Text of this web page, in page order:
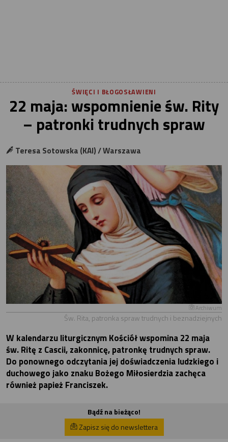
ŚWIĘCI I BŁOGOSŁAWIENI
22 maja: wspomnienie św. Rity
– patronki trudnych spraw
Teresa Sotowska (KAI) / Warszawa
Archiwum
Św. Rita, patronka spraw trudnych i beznadziejnych
W kalendarzu liturgicznym Kościół wspomina 22 maja
św. Ritę z Cascii, zakonnicę, patronkę trudnych spraw.
Do ponownego odczytania jej doświadczenia ludzkiego i
duchowego jako znaku Bożego Miłosierdzia zachęca
również papież Franciszek.
Bądź na bieżąco!
Zapisz się do newslettera